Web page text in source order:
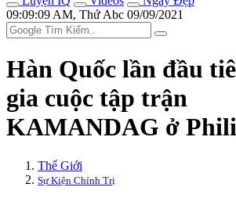
09:09:09 AM, Thứ Abc 09/09/2021
Hàn Quốc lần đầu
gia cuộc tập trận
KAMANDAG ở
Thế Giới
Sự Kiện Chính Trị